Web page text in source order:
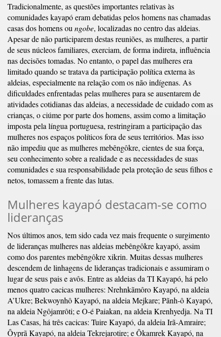
Tradicionalmente, as questões importantes relativas às
comunidades kayapó eram debatidas pelos homens nas chamadas
casas dos homens ou ngobe, localizadas no centro das aldeias.
Apesar de não participarem destas reuniões, as mulheres, a partir
de seus núcleos familiares, exerciam, de forma indireta, influência
nas decisões tomadas. No entanto, o papel das mulheres era
limitado quando se tratava da participação política externa às
aldeias, especialmente na relação com os não indígenas. As
dificuldades enfrentadas pelas mulheres para se ausentarem de
atividades cotidianas das aldeias, a necessidade de cuidado com as
crianças, o ciúme por parte dos homens, assim como a limitação
imposta pela língua portuguesa, restringiram a participação das
mulheres nos espaços políticos fora de seus territórios. Mas isso
não impediu que as mulheres mebêngôkre, cientes de sua força,
seu conhecimento sobre a realidade e as necessidades de suas
comunidades e sua responsabilidade pela proteção de seus filhos e
netos, tomassem a frente das lutas.
Mulheres kayapó destacam-se como
lideranças
Nos últimos anos, tem sido cada vez mais frequente o surgimento
de lideranças mulheres nas aldeias mebêngôkre kayapó, assim
como dos parentes mebêngôkre xikrin. Muitas dessas mulheres
descendem de linhagens de lideranças tradicionais e assumiram o
lugar de seus pais e avôs. Entre as aldeias da TI Kayapó, há pelo
menos quatro cacicas mulheres: Nrehnkãmôro Kayapó, na aldeia
A’Ukre; Bekwoynhô Kayapó, na aldeia Mejkare; Pãnh-ô Kayapó,
na aldeia Ngôjamrôti; e O-é Paiakan, na aldeia Krenhyedja. Na TI
Las Casas, há três cacicas: Tuire Kayapó, da aldeia Irã-Amraire;
Ôyprã Kayapó, na aldeia Tekrejarotire; e Ôkamrek Kayapó, na